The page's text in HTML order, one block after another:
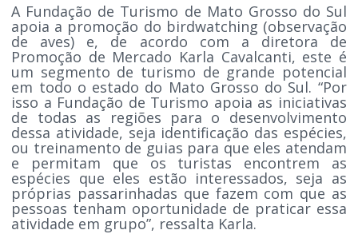
A Fundação de Turismo de Mato Grosso do Sul
apoia a promoção do birdwatching (observação
de aves) e, de acordo com a diretora de
Promoção de Mercado Karla Cavalcanti, este é
um segmento de turismo de grande potencial
em todo o estado do Mato Grosso do Sul. “Por
isso a Fundação de Turismo apoia as iniciativas
de todas as regiões para o desenvolvimento
dessa atividade, seja identificação das espécies,
ou treinamento de guias para que eles atendam
e permitam que os turistas encontrem as
espécies que eles estão interessados, seja as
próprias passarinhadas que fazem com que as
pessoas tenham oportunidade de praticar essa
atividade em grupo”, ressalta Karla.